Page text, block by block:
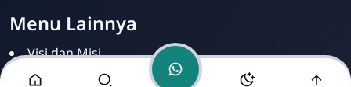
Menu Lainnya
Visi dan Misi
Beasiswa